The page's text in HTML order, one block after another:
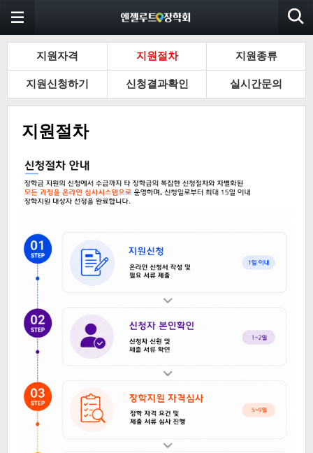
지원자격 지원절차 지원종류
지원신청하기 신청결과확인 실시간문의
지원절차